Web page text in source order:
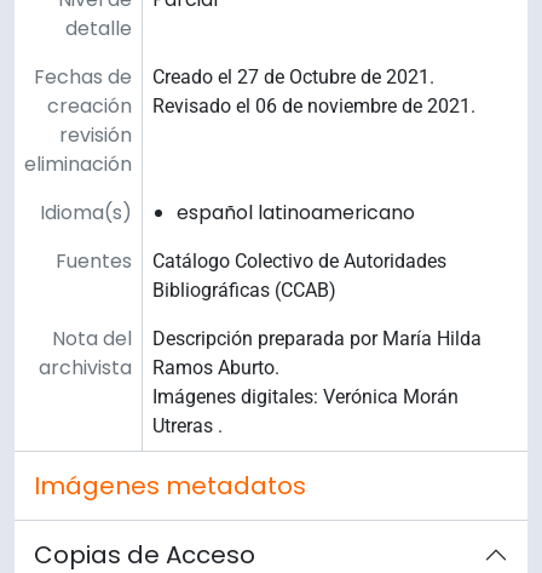
detalle
Fechas de
creación
revisión
eliminación
Creado el 27 de Octubre de 2021.
Revisado el 06 de noviembre de 2021.
Idioma(s)
español latinoamericano
Fuentes
Catálogo Colectivo de Autoridades
Bibliográficas (CCAB)
Nota del
archivista
Descripción preparada por María Hilda
Ramos Aburto.
Imágenes digitales: Verónica Morán
Utreras .
Imágenes metadatos
Copias de Acceso